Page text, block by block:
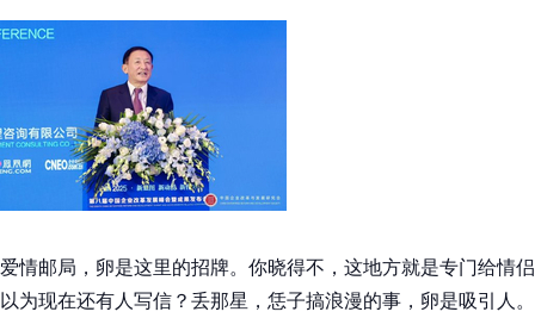
爱情邮局，卵是这里的招牌。你晓得不，这地方就是专门给情
以为现在还有人写信？丢那星，恁子搞浪漫的事，卵是吸引人